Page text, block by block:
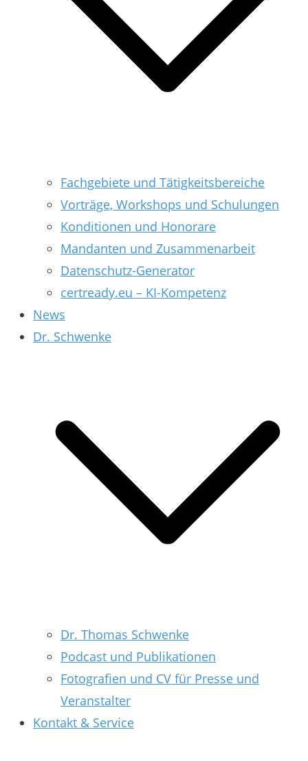
Fachgebiete und Tätigkeitsbereiche
Vorträge, Workshops und Schulungen
Konditionen und Honorare
Mandanten und Zusammenarbeit
Datenschutz-Generator
certready.eu – KI-Kompetenz
News
Dr. Schwenke
Dr. Thomas Schwenke
Podcast und Publikationen
Fotografien und CV für Presse und
Veranstalter
Kontakt & Service